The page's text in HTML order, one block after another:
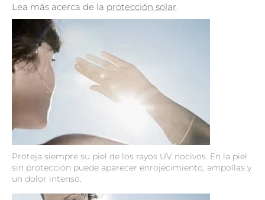
Proteja siempre su piel de los rayos UV nocivos. En la piel
sin protección puede aparecer enrojecimiento, ampollas y
un dolor intenso.
Lea más acerca de la protección solar.